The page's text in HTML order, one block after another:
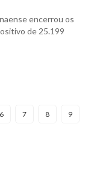
encerrou os
de 25.199
6 7 8 9